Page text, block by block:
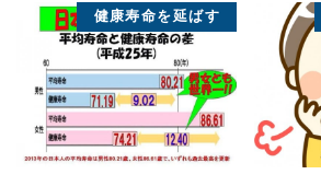
健康寿命を延ばす